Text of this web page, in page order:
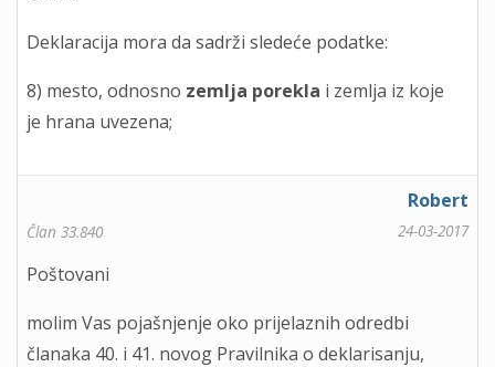
Deklaracija mora da sadrži sledeće podatke:
8) mesto, odnosno zemlja porekla i zemlja iz koje
je hrana uvezena;
Robert
Član 33.840 24-03-2017
Poštovani
molim Vas pojašnjenje oko prijelaznih odredbi
članaka 40. i 41. novog Pravilnika o deklarisanju,